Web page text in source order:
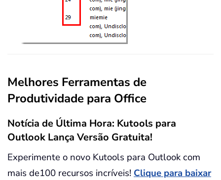
Melhores Ferramentas de
Produtividade para Office
Notícia de Última Hora: Kutools para
Outlook Lança Versão Gratuita!
Experimente o novo Kutools para Outlook com
mais de100 recursos incríveis! Clique para baixar